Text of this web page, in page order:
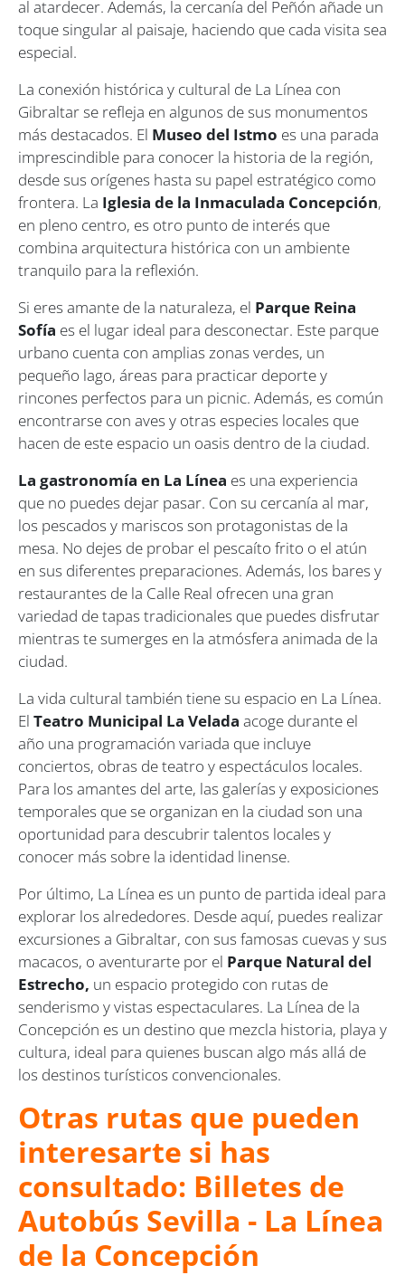
al atardecer. Además, la cercanía del Peñón añade un
toque singular al paisaje, haciendo que cada visita sea
especial.
La conexión histórica y cultural de La Línea con
Gibraltar se refleja en algunos de sus monumentos
más destacados. El Museo del Istmo es una parada
imprescindible para conocer la historia de la región,
desde sus orígenes hasta su papel estratégico como
frontera. La Iglesia de la Inmaculada Concepción,
en pleno centro, es otro punto de interés que
combina arquitectura histórica con un ambiente
tranquilo para la reflexión.
Si eres amante de la naturaleza, el Parque Reina
Sofía es el lugar ideal para desconectar. Este parque
urbano cuenta con amplias zonas verdes, un
pequeño lago, áreas para practicar deporte y
rincones perfectos para un picnic. Además, es común
encontrarse con aves y otras especies locales que
hacen de este espacio un oasis dentro de la ciudad.
La gastronomía en La Línea es una experiencia
que no puedes dejar pasar. Con su cercanía al mar,
los pescados y mariscos son protagonistas de la
mesa. No dejes de probar el pescaíto frito o el atún
en sus diferentes preparaciones. Además, los bares y
restaurantes de la Calle Real ofrecen una gran
variedad de tapas tradicionales que puedes disfrutar
mientras te sumerges en la atmósfera animada de la
ciudad.
La vida cultural también tiene su espacio en La Línea.
El Teatro Municipal La Velada acoge durante el
año una programación variada que incluye
conciertos, obras de teatro y espectáculos locales.
Para los amantes del arte, las galerías y exposiciones
temporales que se organizan en la ciudad son una
oportunidad para descubrir talentos locales y
conocer más sobre la identidad linense.
Por último, La Línea es un punto de partida ideal para
explorar los alrededores. Desde aquí, puedes realizar
excursiones a Gibraltar, con sus famosas cuevas y sus
macacos, o aventurarte por el Parque Natural del
Estrecho, un espacio protegido con rutas de
senderismo y vistas espectaculares. La Línea de la
Concepción es un destino que mezcla historia, playa y
cultura, ideal para quienes buscan algo más allá de
los destinos turísticos convencionales.
Otras rutas que pueden
interesarte si has
consultado: Billetes de
Autobús Sevilla - La Línea
de la Concepción